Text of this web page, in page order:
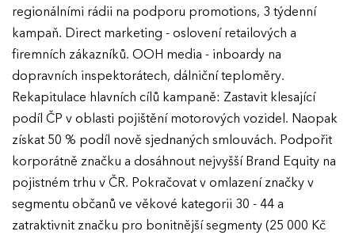
regionálními rádii na podporu promotions, 3 týdenní
kampaň. Direct marketing - oslovení retailových a
firemních zákazníků. OOH media - inboardy na
dopravních inspektorátech, dálniční teploměry.
Rekapitulace hlavních cílů kampaně: Zastavit klesající
podíl ČP v oblasti pojištění motorových vozidel. Naopak
získat 50 % podíl nově sjednaných smlouvách. Podpořit
korporátně značku a dosáhnout nejvyšší Brand Equity na
pojistném trhu v ČR. Pokračovat v omlazení značky v
segmentu občanů ve věkové kategorii 30 - 44 a
zatraktivnit značku pro bonitnější segmenty (25 000 Kč